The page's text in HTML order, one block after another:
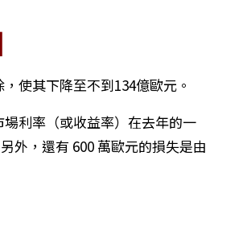
使其下降至不到134億歐元。
利率（或收益率）在去年的一
外，還有 600 萬歐元的損失是由